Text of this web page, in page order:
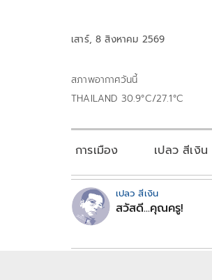
เสาร์, 8 สิงหาคม 2569
สภาพอากาศวันนี้
THAILAND 30.9°C/27.1°C
การเมือง เปลว สีเงิน
เปลว สีเงิน
สวัสดี...คุณครู!